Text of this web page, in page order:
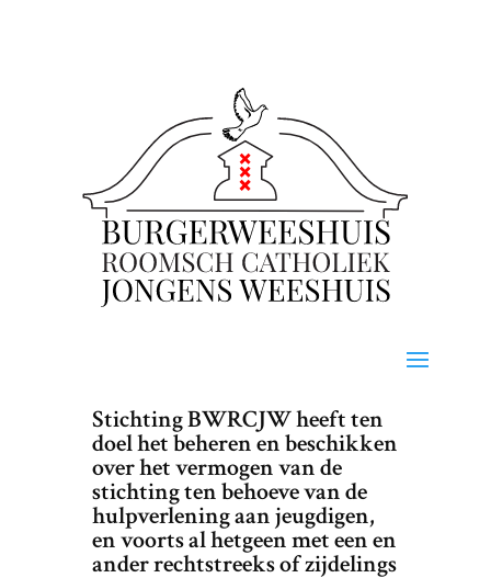
Stichting BWRCJW heeft ten
doel het beheren en beschikken
over het vermogen van de
stichting ten behoeve van de
hulpverlening aan jeugdigen,
en voorts al hetgeen met een en
ander rechtstreeks of zijdelings